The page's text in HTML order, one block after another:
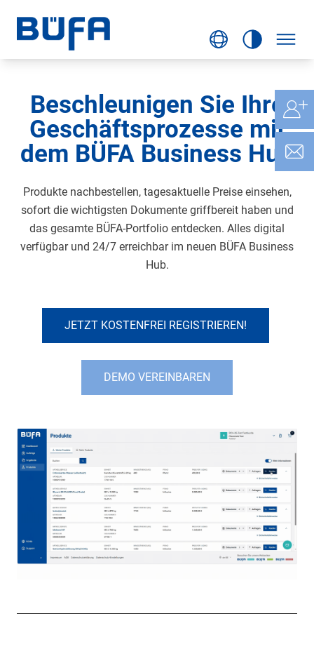
Beschleunigen Sie Ihre
Geschäftsprozesse mit
dem BÜFA Business Hub
Produkte nachbestellen, tagesaktuelle Preise einsehen,
sofort die wichtigsten Dokumente griffbereit haben und
das gesamte BÜFA-Portfolio entdecken. Alles digital
verfügbar und 24/7 erreichbar im neuen BÜFA Business
Hub.
JETZT KOSTENFREI REGISTRIEREN!
DEMO VEREINBAREN